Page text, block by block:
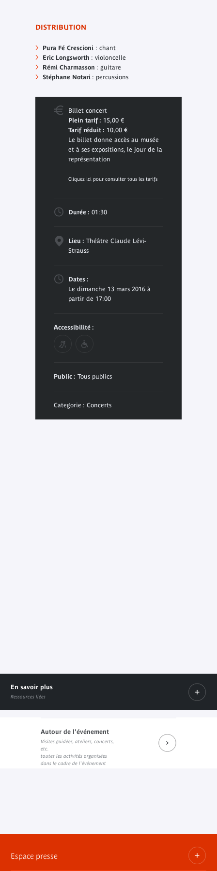
DISTRIBUTION
Pura Fé Crescioni : chant
Eric Longsworth : violoncelle
Rémi Charmasson : guitare
Stéphane Notari : percussions
Billet concert
Plein tarif : 15,00 €
Tarif réduit : 10,00 €
Le billet donne accès au musée
et à ses expositions, le jour de la
représentation
Cliquez ici pour consulter tous les tarifs
Durée : 01:30
Lieu : Théâtre Claude Lévi-
Strauss
Dates :
Le dimanche 13 mars 2016 à
partir de 17:00
Accessibilité :
Public : Tous publics
Categorie : Concerts
En savoir plus
Ressources liées
Evènement facebook
Lien externe
Autour de l'événement
Visites guidées, ateliers, concerts,
etc.
toutes les activités organisées
dans le cadre de l'événement
Espace presse